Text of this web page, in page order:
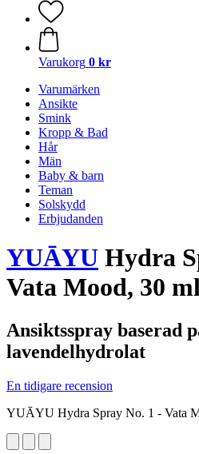
Varukorg 0 kr
Varumärken
Ansikte
Smink
Kropp & Bad
Hår
Män
Baby & barn
Teman
Solskydd
Erbjudanden
YUĀYU Hydra
Vata Mood, 30
Ansiktsspray baserad
lavendelhydrolat
En tidigare recension
YUĀYU Hydra Spray No. 1 - Vata